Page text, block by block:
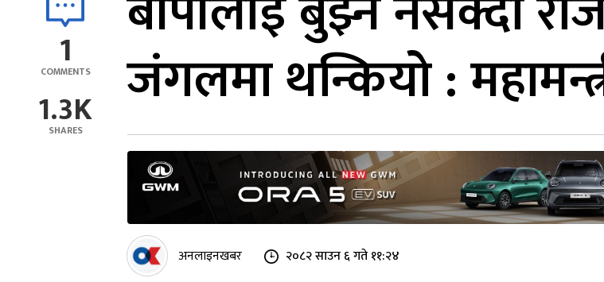
1
COMMENTS
1.3K
SHARES
जंगलमा थन्कियो :
अनलाइनखबर २०८२ साउन ६ गते ११:२४